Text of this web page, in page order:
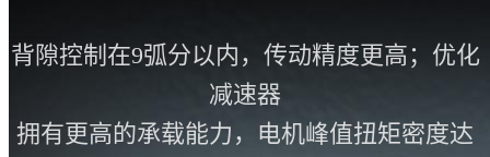
背隙控制在9弧分以内，传动精度更高；优化
减速器
拥有更高的承载能力，电机峰值扭矩密度达